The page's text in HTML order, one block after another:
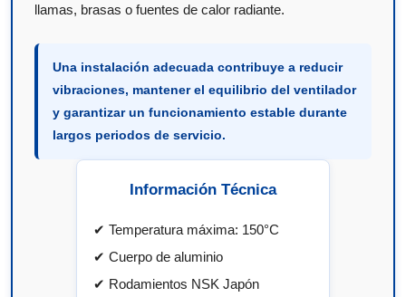
llamas, brasas o fuentes de calor radiante.
Una instalación adecuada contribuye a reducir
vibraciones, mantener el equilibrio del ventilador
y garantizar un funcionamiento estable durante
largos periodos de servicio.
Información Técnica
✔ Temperatura máxima: 150°C
✔ Cuerpo de aluminio
✔ Rodamientos NSK Japón